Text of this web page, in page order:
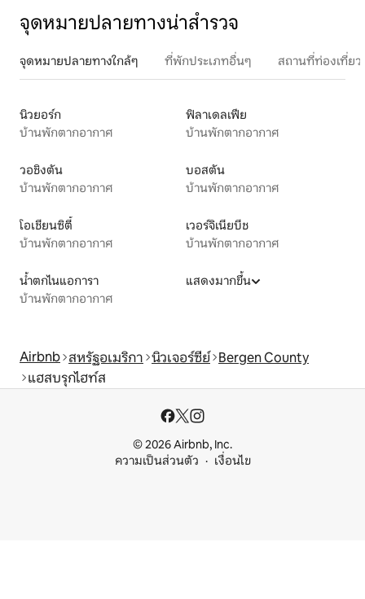
จุดหมายปลายทางน่าสำรวจ
จุดหมายปลายทางใกล้ๆ ที่พักประเภทอื่นๆ สถานที่ท่องเที่ย
นิวยอร์ก
บ้านพักตากอากาศ
ฟิลาเดลเฟีย
บ้านพักตากอากาศ
วอชิงตัน
บ้านพักตากอากาศ
บอสตัน
บ้านพักตากอากาศ
โอเชียนซิตี้
บ้านพักตากอากาศ
เวอร์จิเนียบีช
บ้านพักตากอากาศ
น้ำตกไนแอการา
บ้านพักตากอากาศ
แสดงมากขึ้น
Airbnb สหรัฐอเมริกา นิวเจอร์ซีย์ Bergen County
แฮสบรุกไฮท์ส
© 2026 Airbnb, Inc.
ความเป็นส่วนตัว
เงื่อนไข